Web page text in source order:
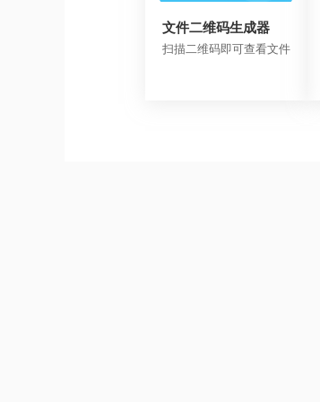
文件二维码生成器
扫描二维码即可查看文件